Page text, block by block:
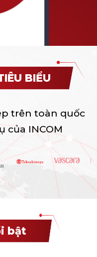
BIỂU
trên toàn quốc
của INCOM
bật